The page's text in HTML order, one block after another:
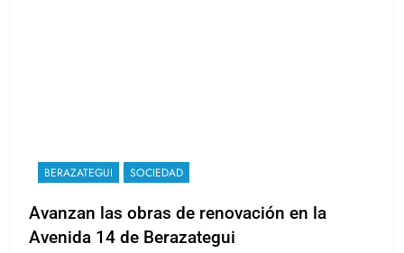
BERAZATEGUI SOCIEDAD
Avanzan las obras de renovación en la
Avenida 14 de Berazategui